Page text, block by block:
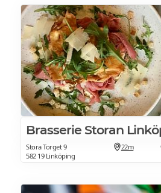
Brasserie Storan
Stora Torget 9
582 19 Linköping
22m